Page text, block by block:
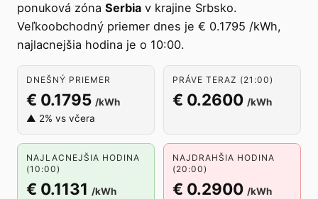
ponuková zóna Serbia v krajine Srbsko.
Veľkoobchodný priemer dnes je € 0.1795 /kWh,
najlacnejšia hodina je o 10:00.
DNEŠNÝ PRIEMER
€ 0.1795 /kWh
▲ 2% vs včera
PRÁVE TERAZ (21:00)
€ 0.2600 /kWh
NAJLACNEJŠIA HODINA
(10:00)
€ 0.1131 /kWh
NAJDRAHŠIA HODINA
(20:00)
€ 0.2900 /kWh